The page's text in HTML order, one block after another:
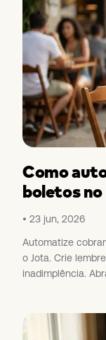
Como
boletos
23 jun, 2026
Automatize
o Jota. Crie
inadimplência.